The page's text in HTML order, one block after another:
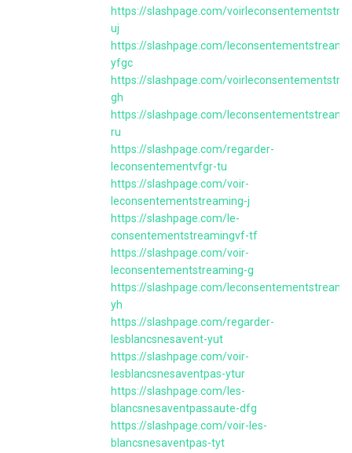
https://slashpage.com/
uj
https://slashpage.com/
yfgc
https://slashpage.com/
gh
https://slashpage.com/
ru
https://slashpage.com/regarder-
leconsentementvfgr-tu
https://slashpage.com/voir-
leconsentementstreaming-j
https://slashpage.com/le-
consentementstreamingvf-tf
https://slashpage.com/voir-
leconsentementstreaming-g
https://slashpage.com/
yh
https://slashpage.com/regarder-
lesblancsnesavent-yut
https://slashpage.com/voir-
lesblancsnesaventpas-ytur
https://slashpage.com/les-
blancsnesaventpassaute-dfg
https://slashpage.com/voir-les-
blancsnesaventpas-tyt